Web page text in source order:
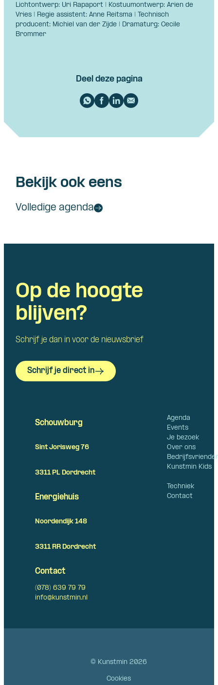
Lichtontwerp: Uri Rapaport | Kostuumontwerp: Arien de
Vries | Regie assistent: Anne Reitsma | Technisch
producent: Michiel van der Zijde | Dramaturg: Cecile
Brommer
Deel deze pagina
Bekijk ook eens
Volledige agenda
Op de hoogte
blijven?
Schrijf je dan in voor de nieuwsbrief
Schrijf je direct in
Agenda
Events
Je bezoek
Over ons
Kunstmin Kids
Techniek
Contact
Schouwburg
Sint Jorisweg 76
3311 PL Dordrecht
Energiehuis
Noordendijk 148
3311 RR Dordrecht
Contact
(078) 639 79 79
info@kunstmin.nl
© Kunstmin 2026
Cookies